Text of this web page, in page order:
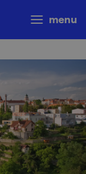
menu